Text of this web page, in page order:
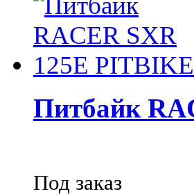
Питбайк
Под заказ